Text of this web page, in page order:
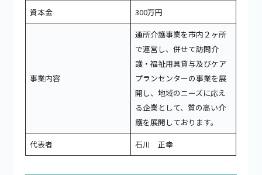
資本金
300万円
事業内容
通所介護事業を市内２ヶ所
で運営し、併せて訪問介
護・福祉用具貸与及びケア
プランセンターの事業を展
開し、地域のニーズに応え
る企業として、質の高い介
護を展開しております。
代表者
石川 正幸